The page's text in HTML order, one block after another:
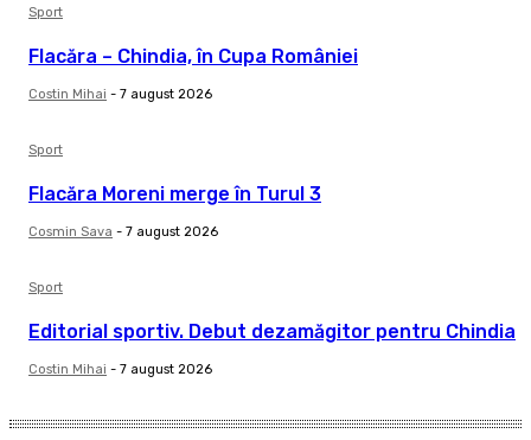
Sport
Flacăra – Chindia, în Cupa României
Costin Mihai - 7 august 2026
Sport
Flacăra Moreni merge în Turul 3
Cosmin Sava - 7 august 2026
Sport
Editorial sportiv. Debut dezamăgitor pentru Chindia
Costin Mihai - 7 august 2026